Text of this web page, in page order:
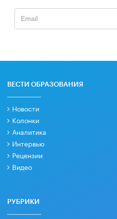
ВЕСТИ ОБРАЗОВАНИЯ
Новости
Колонки
Аналитика
Интервью
Рецензии
Видео
РУБРИКИ